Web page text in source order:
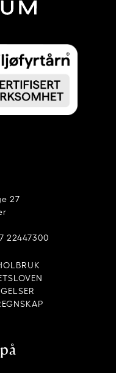
27
22447300